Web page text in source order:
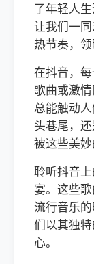
了年轻人
让我们一
热节奏，领
在抖音，
歌曲或激情
总能触动
头巷尾，
被这些美妙
聆听抖音
宴。这些
流行音乐
们以其独
心。